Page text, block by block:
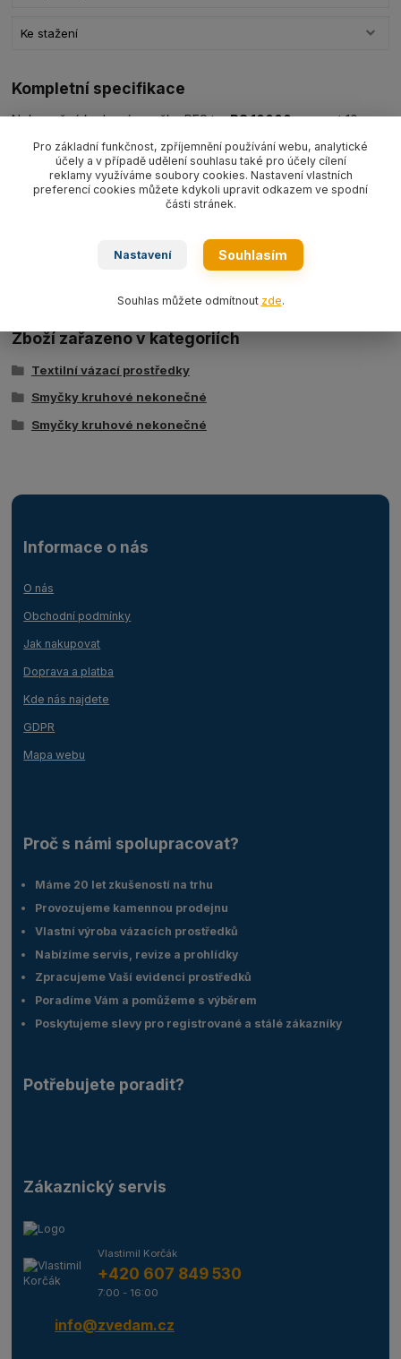
Ke stažení
Kompletní specifikace
Nekonečná kruhová smyčka PES typRS 10000nosnost 10
000kg/L1=užitná délka ve složeném stavu (dle výběru)
barva
oranžová WLL10 000 kgEN 1492-2
Tabulka nosností - kruhové smyčky typ BRS
Zboží zařazeno v kategoriích
Textilní vázací prostředky
Smyčky kruhové nekonečné
Smyčky kruhové nekonečné
Informace o nás
O nás
Obchodní podmínky
Jak nakupovat
Doprava a platba
Kde nás najdete
GDPR
Mapa webu
Proč s námi spolupracovat?
Máme 20 let zkušeností na trhu
Provozujeme kamennou prodejnu
Vlastní výroba vázacích prostředků
Nabízíme servis, revize a prohlídky
Zpracujeme Vaší evidenci prostředků
Poradíme Vám a pomůžeme s výběrem
Poskytujeme slevy pro registrované a stálé zákazníky
Potřebujete poradit?
Zákaznický servis
Vlastimil Korčák
+420 607 849 530
7:00 - 16:00
info@zvedam.cz
Pro základní funkčnost, zpříjemnění používání webu, analytické
účely a v případě udělení souhlasu také pro účely cílení
reklamy využíváme soubory cookies. Nastavení vlastních
preferencí cookies můžete kdykoli upravit odkazem ve spodní
části stránek.
Nastavení Souhlasím
Souhlas můžete odmítnout zde.